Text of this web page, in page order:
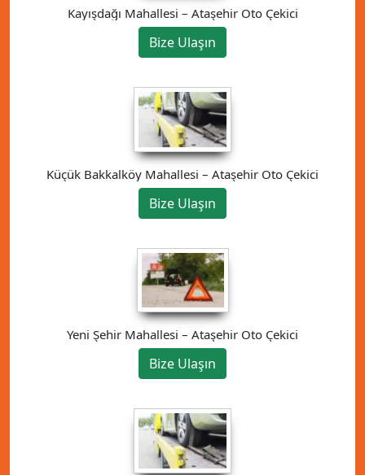
Kayışdağı Mahallesi – Ataşehir Oto Çekici
Bize Ulaşın
Küçük Bakkalköy Mahallesi – Ataşehir Oto Çekici
Bize Ulaşın
Yeni Şehir Mahallesi – Ataşehir Oto Çekici
Bize Ulaşın